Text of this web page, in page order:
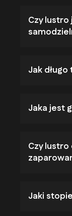
Czy
Jak
Jaka jest
Czy
Jaki